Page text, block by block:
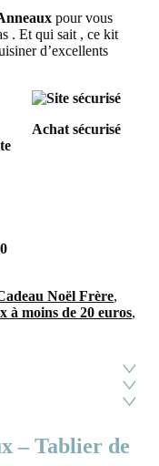
pour vous
. Et qui sait , ce kit
d’excellents
Achat sécurisé
Noël Frère,
à moins de 20 euros,
– Tablier de